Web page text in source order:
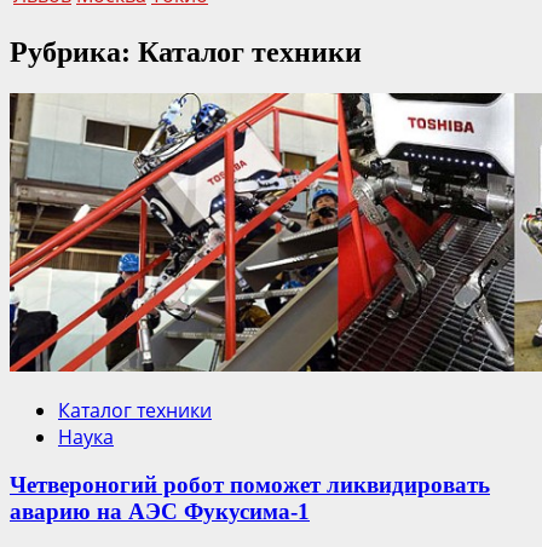
Рубрика: Каталог техники
Каталог техники
Наука
Четвероногий робот поможет ликвидировать
аварию на АЭС Фукусима-1